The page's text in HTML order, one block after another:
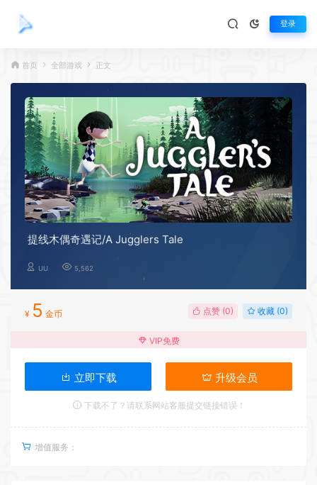
登录
首页 全部游戏 正文
提线木偶奇遇记/A Jugglers Tale
UU 5,562
¥ 5 金币 点赞 (0) 收藏 (0)
VIP免费
立即下载 升级会员
下载不了？请联系网站客服提交链接错误！
增值服务：